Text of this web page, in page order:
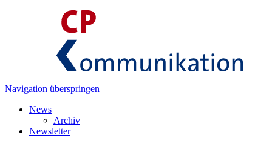
Navigation überspringen
News
Archiv
Newsletter